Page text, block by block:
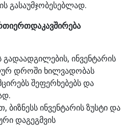
გასაუმჯობესებლად.
ინვენტარის
დროში ხილვადობას
შეფერხებებს და
ინვენტარის ზუსტი და
დაგეგმვის